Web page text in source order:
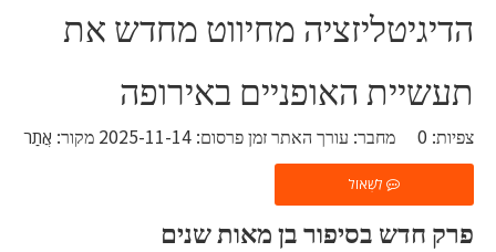
הדיגיטליזציה מחיווט מחדש את
תעשיית האופניים באירופה
צפיות: 0 מחבר: עורך האתר זמן פרסום: 2025-11-14 מקור: אֲתַר
לִשְׁאוֹל
פרק חדש בסיפור בן מאות שנים